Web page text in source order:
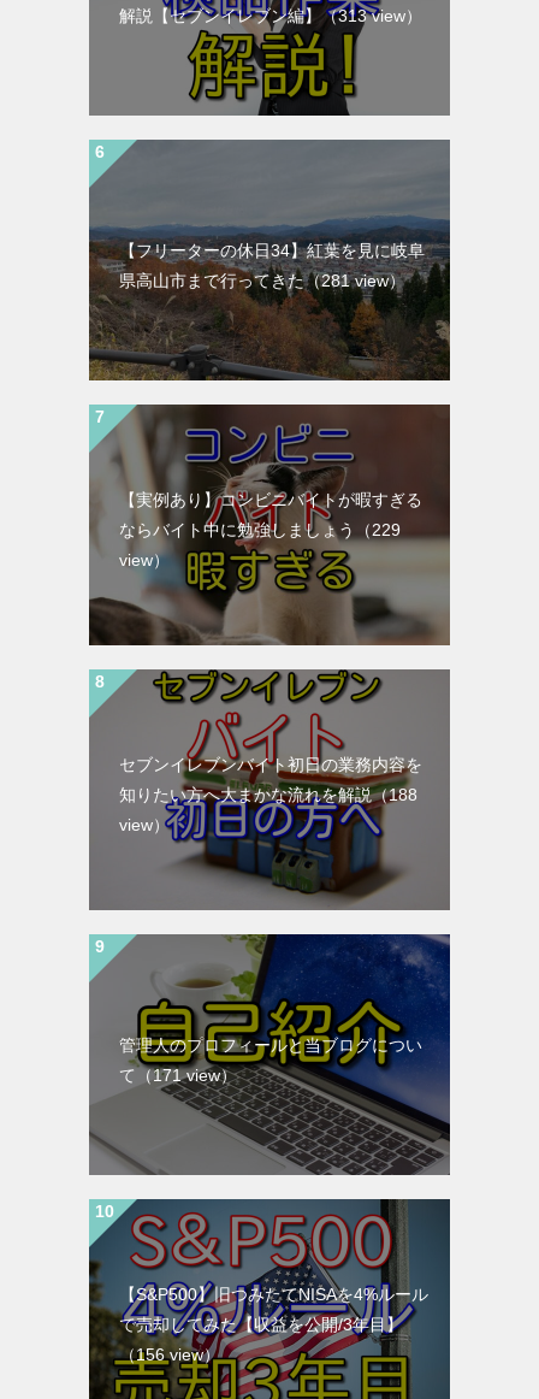
解説【セブンイレブン編】
（313 view）
【フリーターの休日34】紅葉を見に岐阜
県高山市まで行ってきた（281 view）
【実例あり】コンビニバイトが暇すぎる
ならバイト中に勉強しましょう
（229
view）
セブンイレブンバイト初日の業務内容を
知りたい方へ大まかな流れを解説（188
view）
管理人のプロフィールと当ブログについ
て
（171 view）
【S&P500】旧つみたてNISAを4%ルール
で売却してみた【収益を公開/3年目】
（156 view）